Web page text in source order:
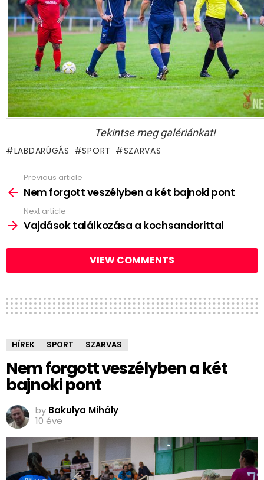
Tekintse meg galériánkat!
LABDARÚGÁS SPORT SZARVAS
more
Previous article
Nem forgott veszélyben a két bajnoki pont
Next article
Vajdások találkozása a kochsandorittal
VIEW COMMENTS
HÍREK SPORT SZARVAS
Nem forgott veszélyben a két
bajnoki pont
by Bakulya Mihály
10 éve